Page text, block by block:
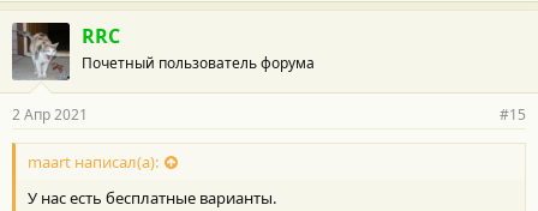
RRC
Почетный пользователь форума
2 Апр 2021 #15
maart написал(а):
У нас есть бесплатные варианты.